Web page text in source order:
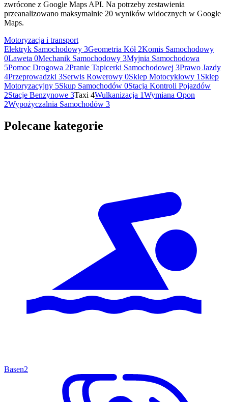
zwrócone z Google Maps API. Na potrzeby zestawienia
przeanalizowano maksymalnie 20 wyników widocznych w Google
Maps.
Motoryzacja i transport
Elektryk Samochodowy 3Geometria Kół 2Komis Samochodowy
0Laweta 0Mechanik Samochodowy 3Myjnia Samochodowa
5Pomoc Drogowa 2Pranie Tapicerki Samochodowej 3Prawo Jazdy
4Przeprowadzki 3Serwis Rowerowy 0Sklep Motocyklowy 1 Sklep
Motoryzacyjny 5Skup Samochodów 0Stacja Kontroli Pojazdów
2Stacje Benzynowe 3Taxi 4Wulkanizacja 1Wymiana Opon
2Wypożyczalnia Samochodów 3
Polecane kategorie
Basen2